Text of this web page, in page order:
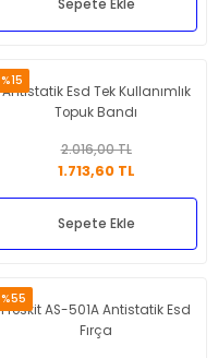
Sepete Ekle
%15
Antistatik Esd Tek Kullanımlık
Topuk Bandı
2.016,00 TL
1.713,60 TL
Sepete Ekle
%55
Proskit AS-501A Antistatik Esd
Fırça